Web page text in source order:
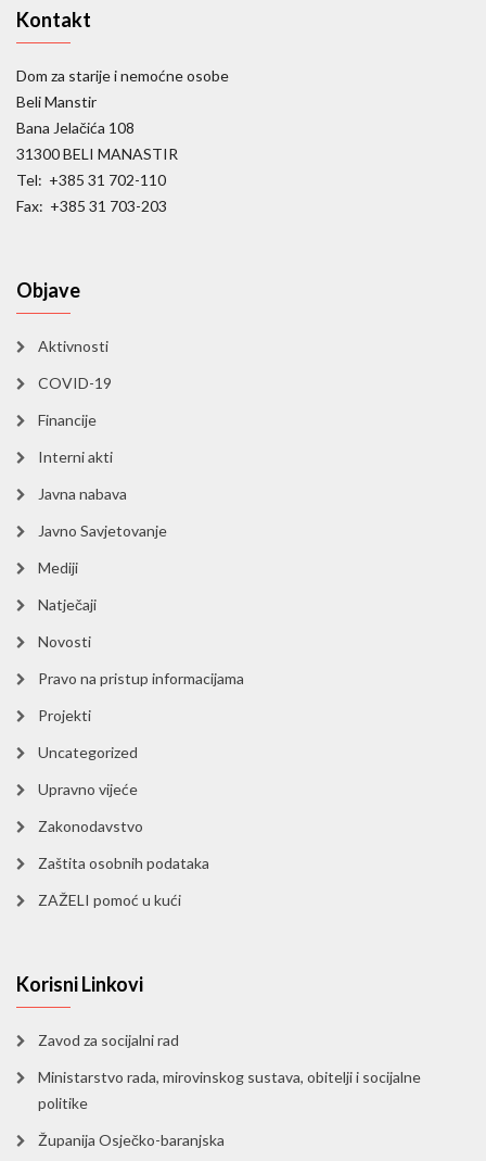
Kontakt
Dom za starije i nemoćne osobe
Beli Manstir
Bana Jelačića 108
31300 BELI MANASTIR
Tel: +385 31 702-110
Fax: +385 31 703-203
Objave
Aktivnosti
COVID-19
Financije
Interni akti
Javna nabava
Javno Savjetovanje
Mediji
Natječaji
Novosti
Pravo na pristup informacijama
Projekti
Uncategorized
Upravno vijeće
Zakonodavstvo
Zaštita osobnih podataka
ZAŽELI pomoć u kući
Korisni Linkovi
Zavod za socijalni rad
Ministarstvo rada, mirovinskog sustava, obitelji i socijalne
politike
Županija Osječko-baranjska